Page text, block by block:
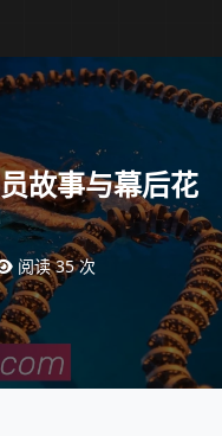
故事与幕后花
阅读 35 次